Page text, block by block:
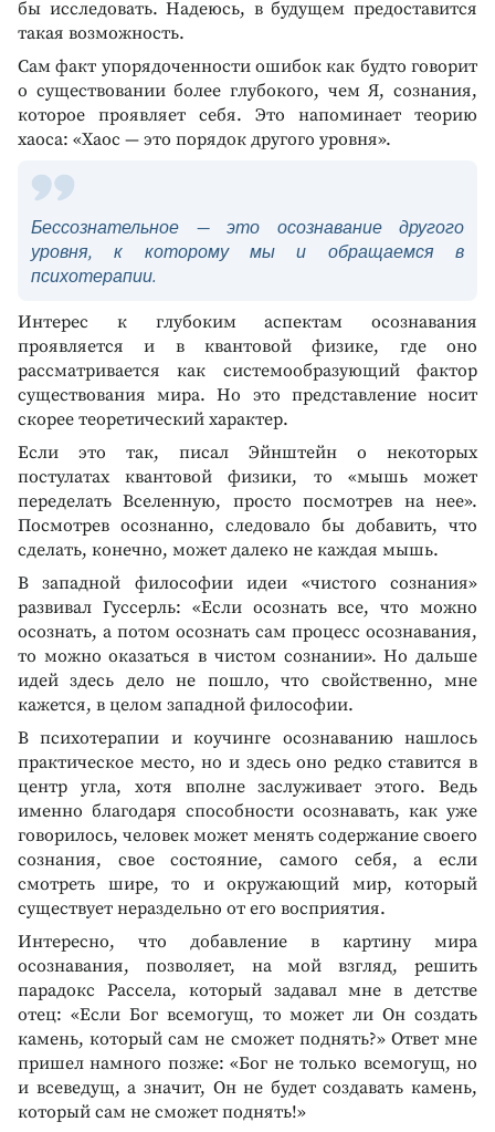
бы исследовать. Надеюсь, в будущем предоставится
такая возможность.
Сам факт упорядоченности ошибок как будто говорит
о существовании более глубокого, чем Я, сознания,
которое проявляет себя. Это напоминает теорию
хаоса: «Хаос — это порядок другого уровня».
Бессознательное — это осознавание другого
уровня, к которому мы и обращаемся в
психотерапии.
Интерес к глубоким аспектам осознавания
проявляется и в квантовой физике, где оно
рассматривается как системообразующий фактор
существования мира. Но это представление носит
скорее теоретический характер.
Если это так, писал Эйнштейн о некоторых
постулатах квантовой физики, то «мышь может
переделать Вселенную, просто посмотрев на нее».
Посмотрев осознанно, следовало бы добавить, что
сделать, конечно, может далеко не каждая мышь.
В западной философии идеи «чистого сознания»
развивал Гуссерль: «Если осознать все, что можно
осознать, а потом осознать сам процесс осознавания,
то можно оказаться в чистом сознании». Но дальше
идей здесь дело не пошло, что свойственно, мне
кажется, в целом западной философии.
В психотерапии и коучинге осознаванию нашлось
практическое место, но и здесь оно редко ставится в
центр угла, хотя вполне заслуживает этого. Ведь
именно благодаря способности осознавать, как уже
говорилось, человек может менять содержание своего
сознания, свое состояние, самого себя, а если
смотреть шире, то и окружающий мир, который
существует нераздельно от его восприятия.
Интересно, что добавление в картину мира
осознавания, позволяет, на мой взгляд, решить
парадокс Рассела, который задавал мне в детстве
отец: «Если Бог всемогущ, то может ли Он создать
камень, который сам не сможет поднять?» Ответ мне
пришел намного позже: «Бог не только всемогущ, но
и всеведущ, а значит, Он не будет создавать камень,
который сам не сможет поднять!»